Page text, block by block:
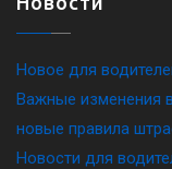
Новое для
Важные изменения
новые правила
Новости для